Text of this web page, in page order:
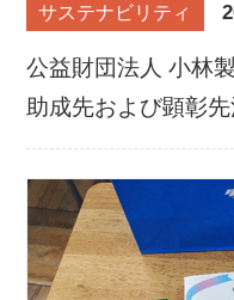
サステナビリティ
公益財団法人 小林
助成先および顕彰